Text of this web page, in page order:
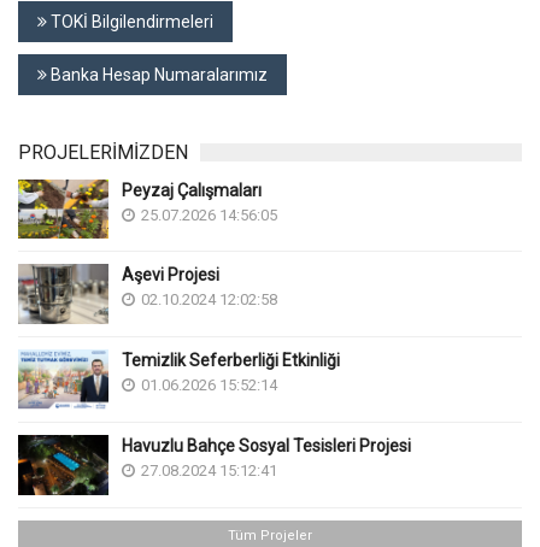
TOKİ Bilgilendirmeleri
Banka Hesap Numaralarımız
PROJELERİMİZDEN
Peyzaj Çalışmaları
25.07.2026 14:56:05
Aşevi Projesi
02.10.2024 12:02:58
Temizlik Seferberliği Etkinliği
01.06.2026 15:52:14
Havuzlu Bahçe Sosyal Tesisleri Projesi
27.08.2024 15:12:41
Tüm Projeler